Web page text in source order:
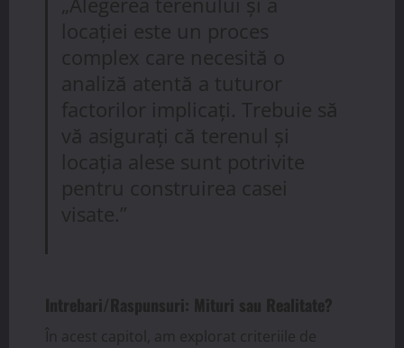
locației este un proces
complex care necesită o
analiză atentă a tuturor
factorilor implicați. Trebuie să
vă asigurați că terenul și
locația alese sunt potrivite
pentru construirea casei
visate.”
Intrebari/Raspunsuri: Mituri sau Realitate?
În acest capitol, am explorat criteriile de